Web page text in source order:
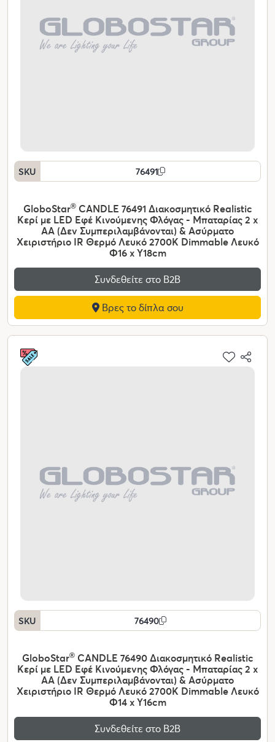
SKU 76491
GloboStar®CANDLE 76491 Διακοσμητικό Realistic
Κερί με LED Εφέ Κινούμενης Φλόγας - Μπαταρίας 2 x
AA (Δεν Συμπεριλαμβάνονται) & Ασύρματο
Χειριστήριο IR Θερμό Λευκό 2700K Dimmable Λευκό
Φ16 x Υ18cm
Συνδεθείτε στο Β2Β
Βρες το δίπλα σου
SKU 76490
GloboStar®CANDLE 76490 Διακοσμητικό Realistic
Κερί με LED Εφέ Κινούμενης Φλόγας - Μπαταρίας 2 x
AA (Δεν Συμπεριλαμβάνονται) & Ασύρματο
Χειριστήριο IR Θερμό Λευκό 2700K Dimmable Λευκό
Φ14 x Υ16cm
Συνδεθείτε στο Β2Β